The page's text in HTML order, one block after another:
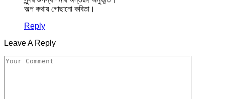
অল্প কথায় গোছানো কবিতা।
Reply
Leave A Reply